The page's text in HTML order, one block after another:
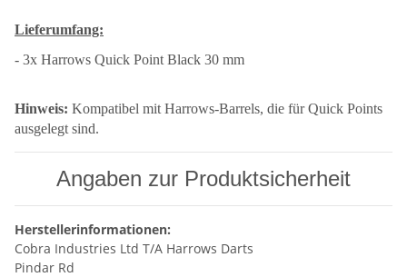
Lieferumfang:
- 3x Harrows Quick Point Black 30 mm
Hinweis: Kompatibel mit Harrows-Barrels, die für Quick Points
ausgelegt sind.
Angaben zur Produktsicherheit
Herstellerinformationen:
Cobra Industries Ltd T/A Harrows Darts
Pindar Rd